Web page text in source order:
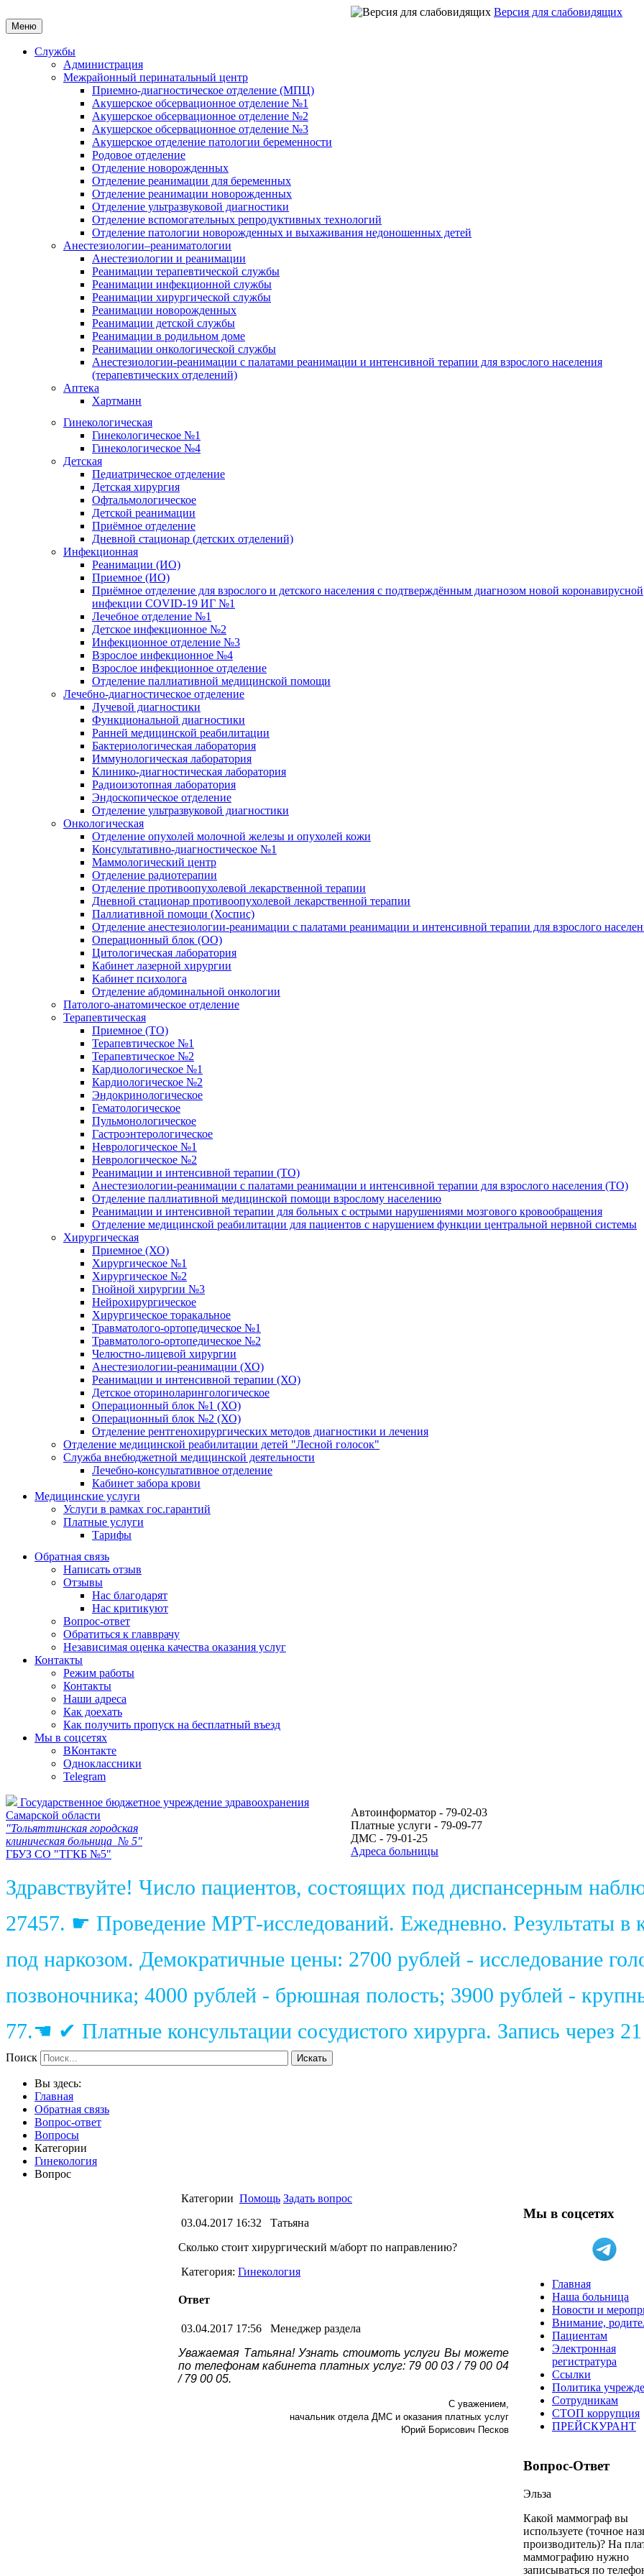
Версия для слабовидящих
Меню
Службы
Администрация
Межрайонный перинатальный центр
Приемно-диагностическое отделение (МПЦ)
Акушерское обсервационное отделение №1
Акушерское обсервационное отделение №2
Акушерское обсервационное отделение №3
Акушерское отделение патологии беременности
Родовое отделение
Отделение новорожденных
Отделение реанимации для беременных
Отделение реанимации новорожденных
Отделение ультразвуковой диагностики
Отделение вспомогательных репродуктивных технологий
Отделение патологии новорожденных и выхаживания недоношенных детей
Анестезиологии–реаниматологии
Анестезиологии и реанимации
Реанимации терапевтической службы
Реанимации инфекционной службы
Реанимации хирургической службы
Реанимации новорожденных
Реанимации детской службы
Реанимации в родильном доме
Реанимации онкологической службы
Анестезиологии-реанимации с палатами реанимации и интенсивной терапии для взрослого населения
(терапевтических отделений)
Аптека
Хартманн
Гинекологическая
Гинекологическое №1
Гинекологическое №4
Детская
Педиатрическое отделение
Детская хирургия
Офтальмологическое
Детской реанимации
Приёмное отделение
Дневной стационар (детских отделений)
Инфекционная
Реанимации (ИО)
Приемное (ИО)
Приёмное отделение для взрослого и детского населения с подтверждённым диагнозом новой коронавирусной
инфекции COVID-19 ИГ №1
Лечебное отделение №1
Детское инфекционное №2
Инфекционное отделение №3
Взрослое инфекционное №4
Взрослое инфекционное отделение
Отделение паллиативной медицинской помощи
Лечебно-диагностическое отделение
Лучевой диагностики
Функциональной диагностики
Ранней медицинской реабилитации
Бактериологическая лаборатория
Иммунологическая лаборатория
Клинико-диагностическая лаборатория
Радиоизотопная лаборатория
Эндоскопическое отделение
Отделение ультразвуковой диагностики
Онкологическая
Отделение опухолей молочной железы и опухолей кожи
Консультативно-диагностическое №1
Маммологический центр
Отделение радиотерапии
Отделение противоопухолевой лекарственной терапии
Дневной стационар противоопухолевой лекарственной терапии
Паллиативной помощи (Хоспис)
Отделение анестезиологии-реанимации с палатами реанимации и интенсивной терапии для взрослого
Операционный блок (ОО)
Цитологическая лаборатория
Кабинет лазерной хирургии
Кабинет психолога
Отделение абдоминальной онкологии
Патолого-анатомическое отделение
Терапевтическая
Приемное (ТО)
Терапевтическое №1
Терапевтическое №2
Кардиологическое №1
Кардиологическое №2
Эндокринологическое
Гематологическое
Пульмонологическое
Гастроэнтерологическое
Неврологическое №1
Неврологическое №2
Реанимации и интенсивной терапии (ТО)
Анестезиологии-реанимации с палатами реанимации и интенсивной терапии для взрослого населения (ТО)
Отделение паллиативной медицинской помощи взрослому населению
Реанимации и интенсивной терапии для больных с острыми нарушениями мозгового кровообращения
Отделение медицинской реабилитации для пациентов с нарушением функции центральной нервной системы
Хирургическая
Приемное (ХО)
Хирургическое №1
Хирургическое №2
Гнойной хирургии №3
Нейрохирургическое
Хирургическое торакальное
Травматолого-ортопедическое №1
Травматолого-ортопедическое №2
Челюстно-лицевой хирургии
Анестезиологии-реанимации (ХО)
Реанимации и интенсивной терапии (ХО)
Детское оториноларингологическое
Операционный блок №1 (ХО)
Операционный блок №2 (ХО)
Отделение рентгенохирургических методов диагностики и лечения
Отделение медицинской реабилитации детей "Лесной голосок"
Служба внебюджетной медицинской деятельности
Лечебно-консультативное отделение
Кабинет забора крови
Медицинские услуги
Услуги в рамках гос.гарантий
Платные услуги
Тарифы
Обратная связь
Написать отзыв
Отзывы
Нас благодарят
Нас критикуют
Вопрос-ответ
Обратиться к главврачу
Независимая оценка качества оказания услуг
Контакты
Режим работы
Контакты
Наши адреса
Как доехать
Как получить пропуск на бесплатный въезд
Мы в соцсетях
ВКонтакте
Одноклассники
Telegram
Государственное бюджетное учреждение здравоохранения
Самарской области
"Тольяттинская городская
клиническая больница № 5"
ГБУЗ СО "ТГКБ №5"
Автоинформатор - 79-02-03
Платные услуги - 79-09-77
ДМС - 79-01-25
Адреса больницы
Здравствуйте! Число пациентов, состоящих под диспансерным
27457. ☛ Проведение МРТ-исследований. Ежедневно. Результаты в
под наркозом. Демократичные цены: 2700 рублей - исследование
позвоночника; 4000 рублей - брюшная полость; 3900 рублей -
77.☚ ✔ Платные консультации сосудистого хирурга. Запись через
Поиск Искать
Вы здесь:
Главная
Обратная связь
Вопрос-ответ
Вопросы
Категории
Гинекология
Вопрос
Категории Помощь Задать вопрос
Акушерства и родовспоможения
Городской СПИД центр
Инфекционные отделения
Общие вопросы
Отделение медицинской реабилитации детей дошкольного
Платные услуги
Терапевтические отделения
Терапия
03.04.2017 16:32
Татьяна
Сколько стоит хирургический м/аборт по направлению?
Категория: Гинекология
Ответ
03.04.2017 17:56
Менеджер раздела
Уважаемая Татьяна! Узнать стоимоть услуги Вы можете
по телефонам кабинета платных услуг: 79 00 03 / 79 00 04
/ 79 00 05.
С уважением,
начальник отдела ДМС и оказания платных услуг
Юрий Борисович Песков
Мы в соцсетях
Главная
Наша больница
Новости и
Внимание,
Пациентам
Электронная
регистратура
Ссылки
Политика
Сотрудникам
СТОП коррупция
ПРЕЙСКУРАНТ
Вопрос-Ответ
Эльза
Какой маммограф вы
используете (точное
производитель)? На
маммографию нужно
записываться по